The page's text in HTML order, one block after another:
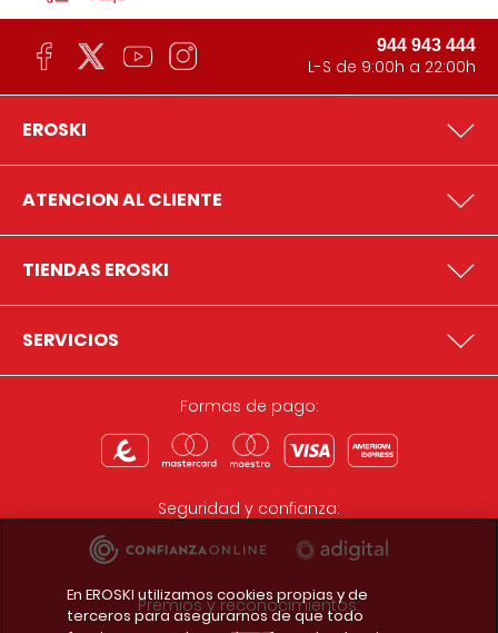
944 943 444
L-S de 9:00h a 22:00h
EROSKI
ATENCION AL CLIENTE
TIENDAS EROSKI
SERVICIOS
Formas de pago:
Seguridad y confianza:
Premios y reconocimientos:
En EROSKI utilizamos cookies propias y de
terceros para asegurarnos de que todo